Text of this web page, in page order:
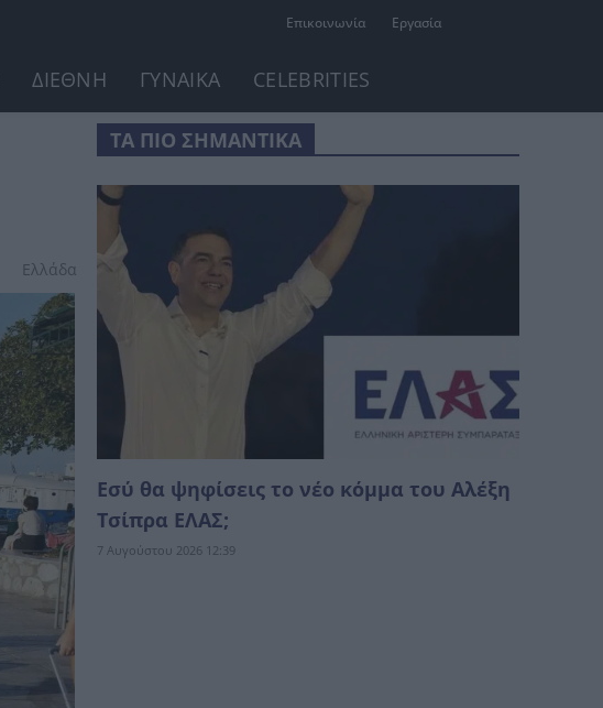
Επικοινωνία Εργασία
ΔΙΕΘΝΗ ΓΥΝΑΙΚΑ CELEBRITIES
Ελλάδα
ΤΑ ΠΙΟ ΣΗΜΑΝΤΙΚΑ
Εσύ θα ψηφίσεις το νέο κόμμα του Αλέξη
Τσίπρα ΕΛΑΣ;
7 Αυγούστου 2026 12:39